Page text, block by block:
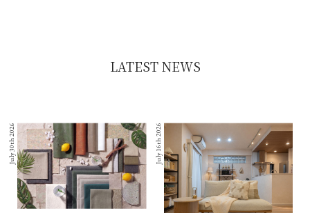
LATEST NEWS
July 30th 2026 July 16th 2026